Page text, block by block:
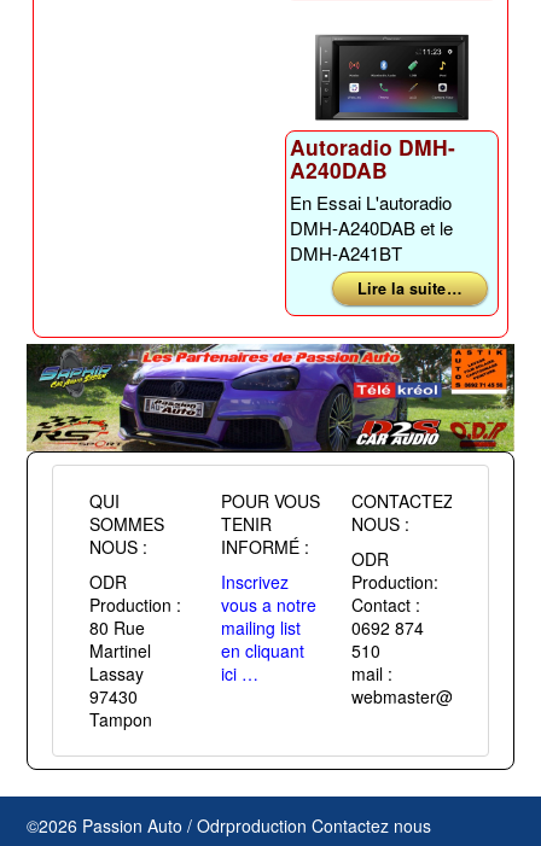
Autoradio DMH-
A240DAB
En Essai L'autoradio
DMH-A240DAB et le
DMH-A241BT
Lire la suite …
QUI
SOMMES
NOUS :
ODR
Production :
80 Rue
Martinel
Lassay
97430
Tampon
CONTACTEZ
NOUS :
ODR
Production:
Contact :
0692 874
510
mail :
POUR VOUS
TENIR
INFORMÉ :
Inscrivez
vous a notre
mailing list
en cliquant
ici …
©2026 Passion Auto / OdrproductionContactez nous